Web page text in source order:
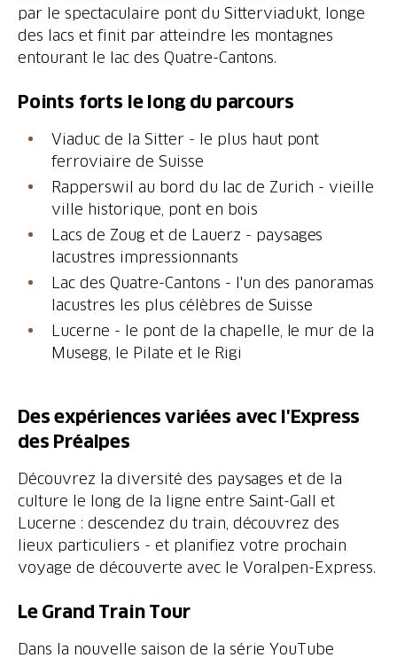
par le spectaculaire pont du Sitterviadukt, longe
des lacs et finit par atteindre les montagnes
entourant le lac des Quatre-Cantons.
Viaduc de la Sitter - le plus haut pont
Rapperswil au bord du lac de Zurich - vieille
Lacs de Zoug et de Lauerz - paysages
Lac des Quatre-Cantons - l'un des panoramas
Lucerne - le pont de la chapelle, le mur de la
Musegg, le Pilate et le Rigi
Des expériences variées avec l'Express
Découvrez la diversité des paysages et de la
culture le long de la ligne entre Saint-Gall et
Lucerne : descendez du train, découvrez des
lieux particuliers - et planifiez votre prochain
voyage de découverte avec le Voralpen-Express.
Le Grand Train Tour
Dans la nouvelle saison de la série YouTube